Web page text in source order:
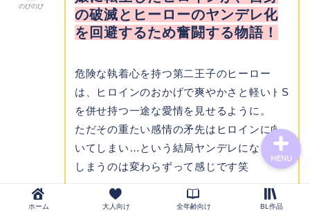
のびのび
の破滅とヒーローのヤンデレ化
を回避するため奮闘する物語！
危険な執着心を持つ第二王子のヒーロー
は、ヒロインのおかげで爽やかさと軽いドS
を併せ持つ一途な愛情を見せるように。
ただその重たい感情の矛先はヒロインに向
いてしまい…という結局ヤンデレになって
しまうのは変わらずって感じです笑
ヒーローの重い愛情とヒロインの健気な行
ホーム 大人向け 全年齢向け BL作品
MENU
bl-novel
narou-novel
tl-novel